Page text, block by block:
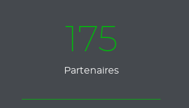
175
Partenaires